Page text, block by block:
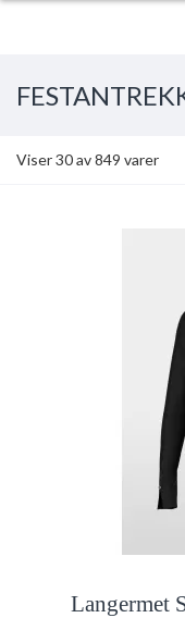
Viser30av849 varer
Langermet